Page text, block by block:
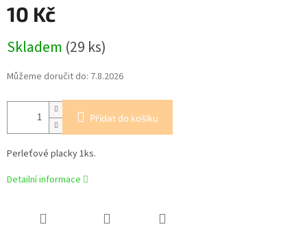
10 Kč
cena:
Skladem (29 ks)
Můžeme doručit do: 7.8.2026
Přidat do košíku
Perleťové placky 1ks.
Detailní informace